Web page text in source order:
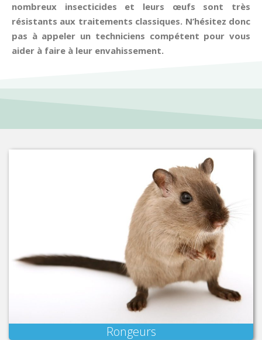
nombreux insecticides et leurs œufs sont très
résistants aux traitements classiques. N’hésitez donc
pas à appeler un techniciens compétent pour vous
aider à faire à leur envahissement.
Rongeurs